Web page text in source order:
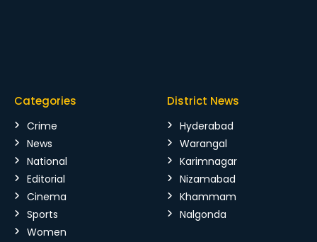
Categories
Crime
News
National
Editorial
Cinema
Sports
Women
District News
Hyderabad
Warangal
Karimnagar
Nizamabad
Khammam
Nalgonda